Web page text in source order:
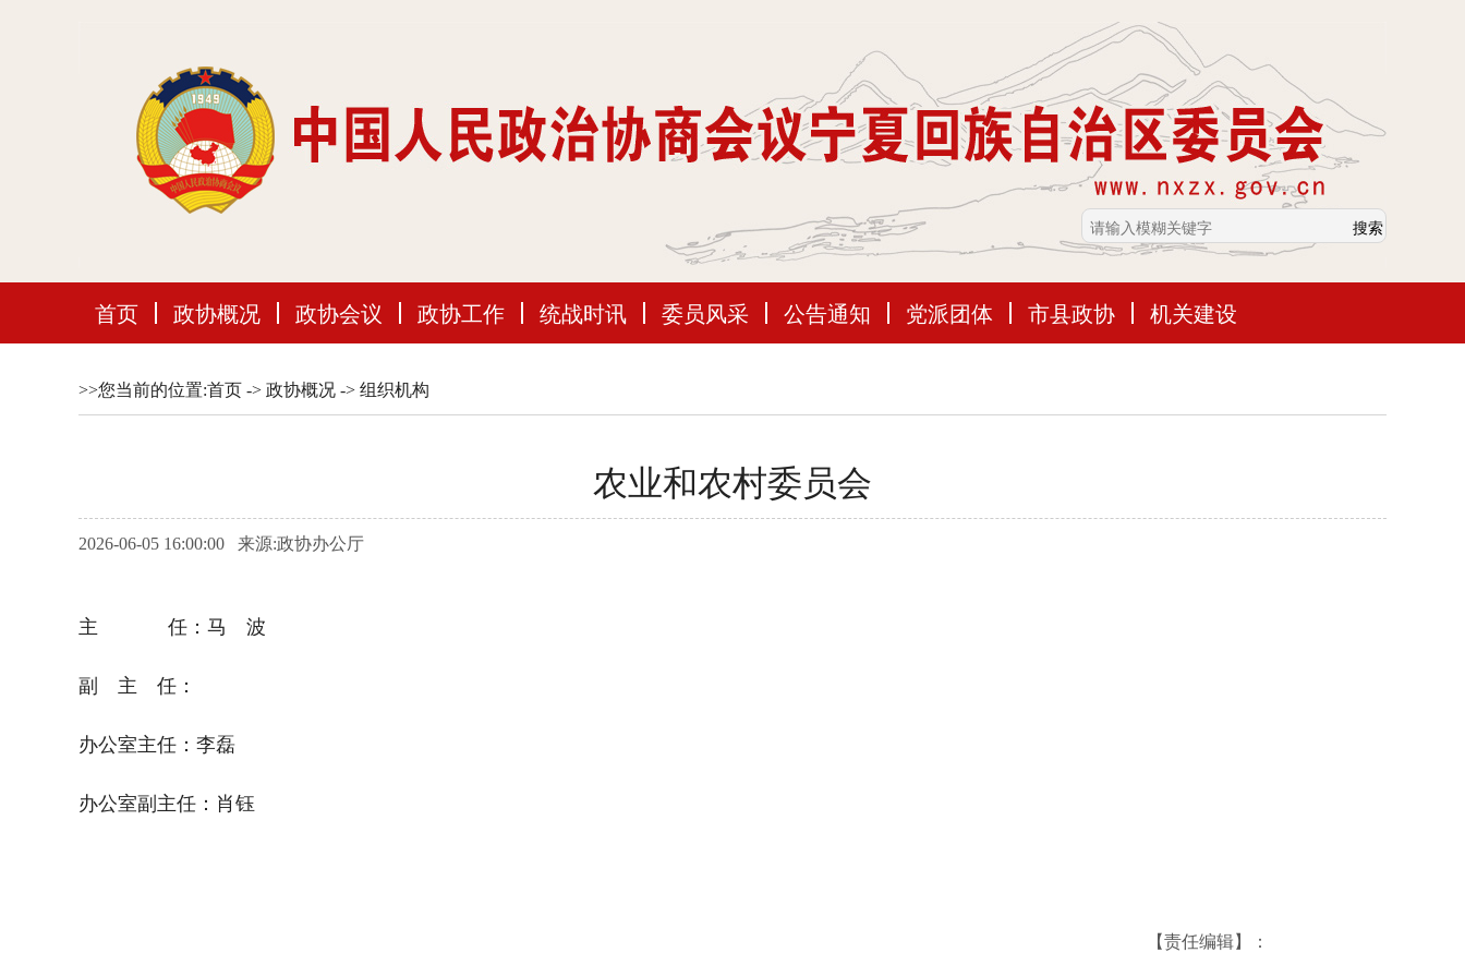
首页 政协概况 政协会议 政协工作 统战时讯 委员风采 公告通知 党派团体 市县政协 机关建设
>>您当前的位置:首页 -> 政协概况 -> 组织机构
农业和农村委员会
2026-06-05 16:00:00 来源:政协办公厅
主 任：马 波
副 主 任：
办公室主任：李磊
办公室副主任：肖钰
【责任编辑】：